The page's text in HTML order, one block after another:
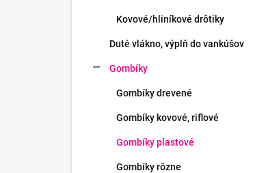
Kovové/hliníkové drôtiky
Duté vlákno, výplň do vankúšov
Gombíky
Gombíky drevené
Gombíky kovové, riflové
Gombíky plastové
Gombíky rôzne